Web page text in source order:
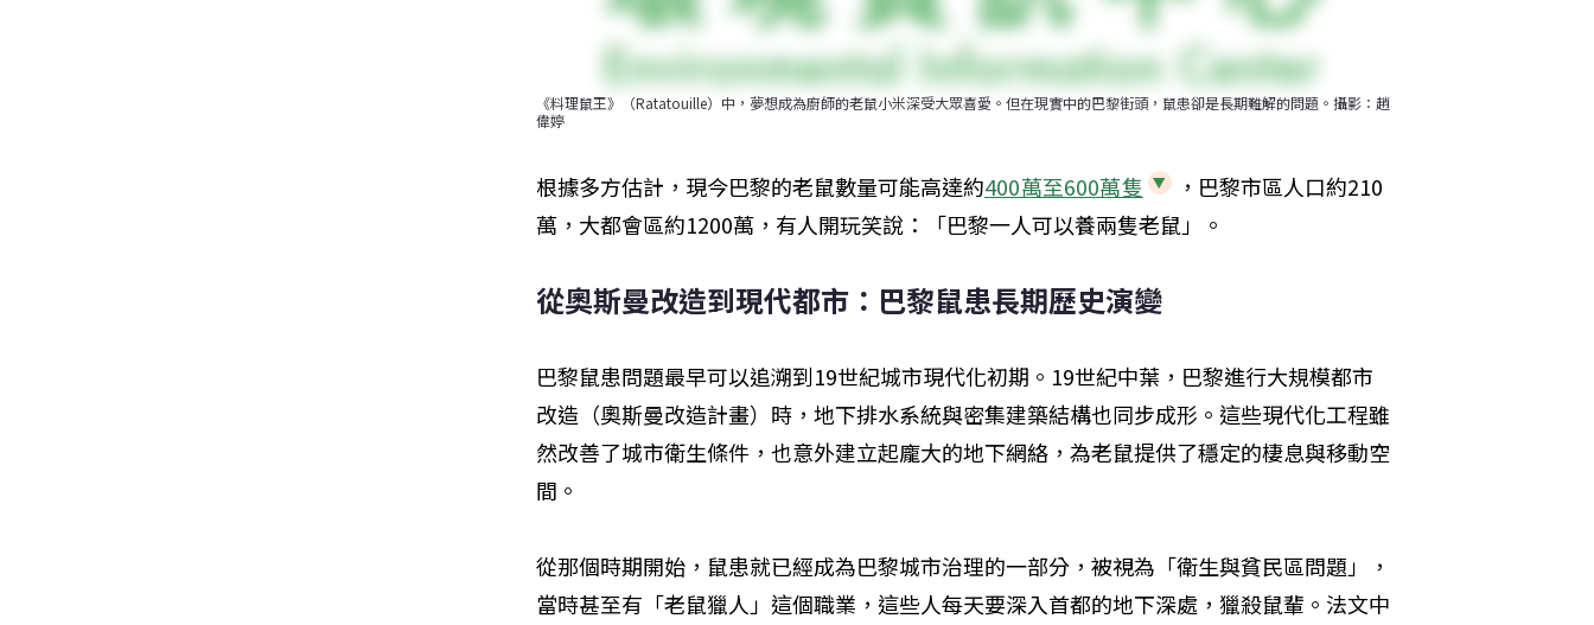
《料理鼠王》（Ratatouille）中，夢想成為廚師的老鼠小米深受大眾喜愛。但在現實中的巴黎街頭，鼠患卻是長期難解的問題。攝影：趙
偉婷
根據多方估計，現今巴黎的老鼠數量可能高達約400萬至600萬隻
，巴黎市區人口約210
萬，大都會區約1200萬，有人開玩笑說：「巴黎一人可以養兩隻老鼠」。
從奧斯曼改造到現代都市：巴黎鼠患長期歷史演變
巴黎鼠患問題最早可以追溯到19世紀城市現代化初期。19世紀中葉，巴黎進行大規模都市
改造（奧斯曼改造計畫）時，地下排水系統與密集建築結構也同步成形。這些現代化工程雖
然改善了城市衛生條件，也意外建立起龐大的地下網絡，為老鼠提供了穩定的棲息與移動空
間。
從那個時期開始，鼠患就已經成為巴黎城市治理的一部分，被視為「衛生與貧民區問題」，
當時甚至有「老鼠獵人」這個職業，這些人每天要深入首都的地下深處，獵殺鼠輩。法文中